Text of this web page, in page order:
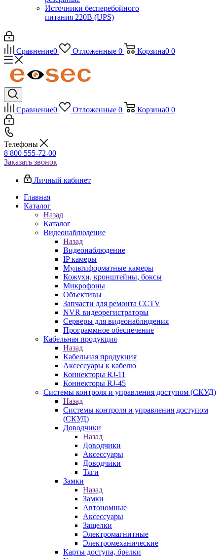
Источники бесперебойного
питания 220В (UPS)
Сравнение0 Отложенные 0 Корзина0 0
Сравнение0 Отложенные 0 Корзина0 0
Телефоны
8 800 555-72-00
Заказать звонок
Личный кабинет
Главная
Каталог
Назад
Каталог
Видеонаблюдение
Назад
Видеонаблюдение
IP камеры
Мультиформатные камеры
Кожухи, кронштейны, боксы
Микрофоны
Объективы
Запчасти для ремонта CCTV
NVR видеорегистраторы
Серверы для видеонаблюдения
Программное обеспечение
Кабельная продукция
Назад
Кабельная продукция
Аксессуары к кабелю
Коннекторы RJ-11
Коннекторы RJ-45
Системы контроля и управления доступом (СКУД)
Назад
Системы контроля и управления доступом
(СКУД)
Доводчики
Назад
Доводчики
Аксессуары
Доводчики
Тяги
Замки
Назад
Замки
Автономные
Аксессуары
Защелки
Электромагнитные
Электромеханические
Карты доступа, брелки